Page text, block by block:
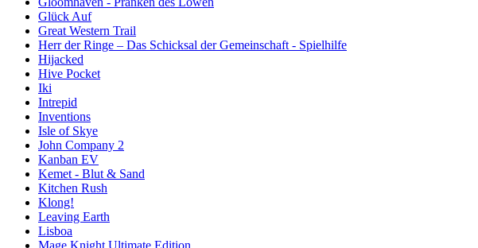
Glück Auf
Great Western Trail
Herr der Ringe – Das Schicksal der Gemeinschaft - Spielhilfe
Hijacked
Hive Pocket
Iki
Intrepid
Inventions
Isle of Skye
John Company 2
Kanban EV
Kemet - Blut & Sand
Kitchen Rush
Klong!
Leaving Earth
Lisboa
Mage Knight Ultimate Edition